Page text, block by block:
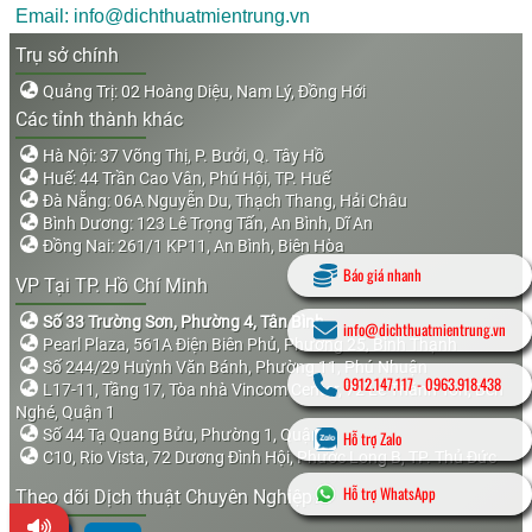
Email: info@dichthuatmientrung.vn
Trụ sở chính
Quảng Trị: 02 Hoàng Diệu, Nam Lý, Đồng Hới
Các tỉnh thành khác
Hà Nội: 37 Võng Thị, P. Bưởi, Q. Tây Hồ
Huế: 44 Trần Cao Vân, Phú Hội, TP. Huế
Đà Nẵng: 06A Nguyễn Du, Thạch Thang, Hải Châu
Bình Dương: 123 Lê Trọng Tấn, An Bình, Dĩ An
Đồng Nai: 261/1 KP11, An Bình, Biên Hòa
VP Tại TP. Hồ Chí Minh
Số 33 Trường Sơn, Phường 4, Tân Bình
Pearl Plaza, 561A Điện Biên Phủ, Phường 25, Bình Thạnh
Số 244/29 Huỳnh Văn Bánh, Phường 11, Phú Nhuận
L17-11, Tầng 17, Tòa nhà Vincom Center, 72 Lê Thánh Tôn, Bến
Nghé, Quận 1
Số 44 Tạ Quang Bửu, Phường 1, Quận 8
C10, Rio Vista, 72 Dương Đình Hội, Phước Long B, TP. Thủ Đức
Theo dõi Dịch thuật Chuyên Nghiệp
Báo giá nhanh
info@dichthuatmientrung.vn
0912.147.117-0963.918.438
Hỗ trợ Zalo
Hỗ trợ WhatsApp